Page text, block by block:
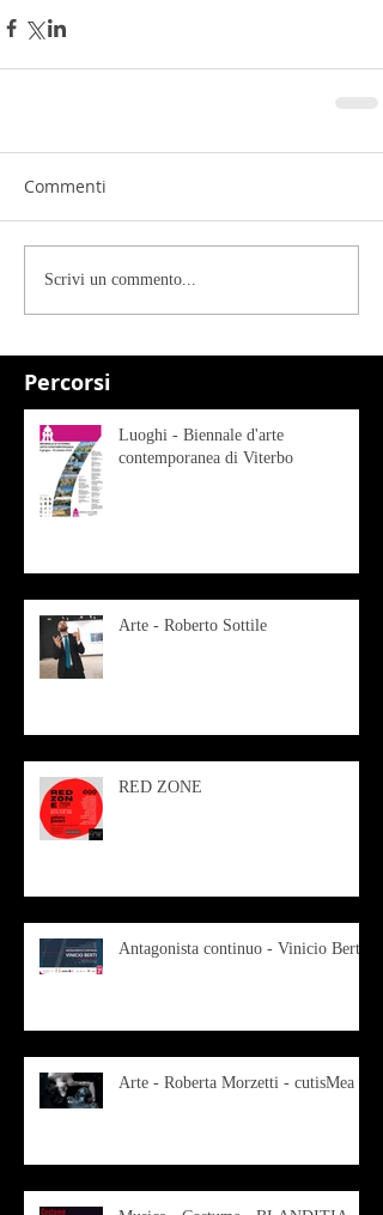
Percorsi
Commenti
Scrivi un commento...
Luoghi - Biennale d'arte
contemporanea di Viterbo
Arte - Roberto Sottile
RED ZONE
Antagonista continuo - Vinicio Berti
Arte - Roberta Morzetti - cutisMea